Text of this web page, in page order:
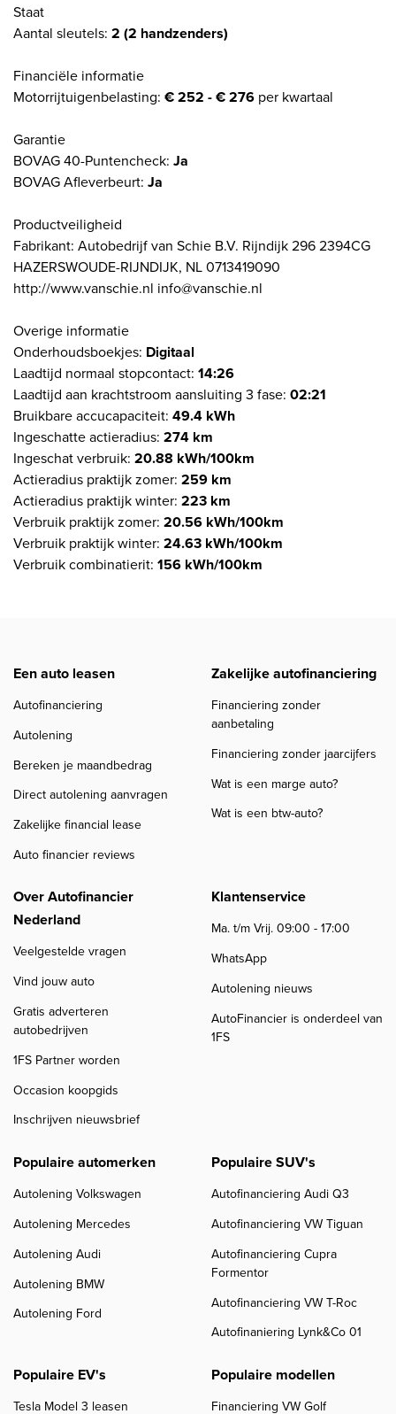
Staat
Aantal sleutels: 2 (2 handzenders)
Financiële informatie
Motorrijtuigenbelasting: € 252 - € 276 per kwartaal
Garantie
BOVAG 40-Puntencheck: Ja
BOVAG Afleverbeurt: Ja
Productveiligheid
Fabrikant: Autobedrijf van Schie B.V. Rijndijk 296 2394CG
HAZERSWOUDE-RIJNDIJK, NL 0713419090
http://www.vanschie.nl info@vanschie.nl
Overige informatie
Onderhoudsboekjes: Digitaal
Laadtijd normaal stopcontact: 14:26
Laadtijd aan krachtstroom aansluiting 3 fase: 02:21
Bruikbare accucapaciteit: 49.4 kWh
Ingeschatte actieradius: 274 km
Ingeschat verbruik: 20.88 kWh/100km
Actieradius praktijk zomer: 259 km
Actieradius praktijk winter: 223 km
Verbruik praktijk zomer: 20.56 kWh/100km
Verbruik praktijk winter: 24.63 kWh/100km
Verbruik combinatierit: 156 kWh/100km
Een auto leasen
Autofinanciering
Autolening
Bereken je maandbedrag
Direct autolening aanvragen
Zakelijke financial lease
Auto financier reviews
Zakelijke autofinanciering
Financiering zonder
aanbetaling
Financiering zonder jaarcijfers
Wat is een marge auto?
Wat is een btw-auto?
Over Autofinancier
Nederland
Veelgestelde vragen
Vind jouw auto
Gratis adverteren
autobedrijven
1FS Partner worden
Occasion koopgids
Inschrijven nieuwsbrief
Klantenservice
Ma. t/m Vrij. 09:00 - 17:00
WhatsApp
Autolening nieuws
AutoFinancier is onderdeel van
1FS
Populaire automerken
Autolening Volkswagen
Autolening Mercedes
Autolening Audi
Autolening BMW
Autolening Ford
Populaire SUV's
Autofinanciering Audi Q3
Autofinanciering VW Tiguan
Autofinanciering Cupra
Formentor
Autofinanciering VW T-Roc
Autofinaniering Lynk&Co 01
Populaire EV's
Tesla Model 3 leasen
Populaire modellen
Financiering VW Golf